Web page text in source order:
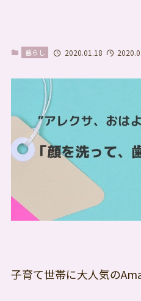
暮らし 2020.01.18
子育て世帯に大人気の